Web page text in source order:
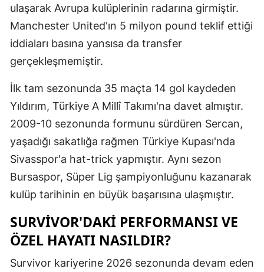
Manisa
Muğla
Muş
Nevşehir
Niğde
Samsun
ulaşarak Avrupa kulüplerinin radarına girmiştir.
Manchester United'ın 5 milyon pound teklif ettiği
iddiaları basına yansısa da transfer
gerçekleşmemiştir.
İlk tam sezonunda 35 maçta 14 gol kaydeden
Yıldırım, Türkiye A Millî Takımı'na davet almıştır.
2009-10 sezonunda formunu sürdüren Sercan,
yaşadığı sakatlığa rağmen Türkiye Kupası'nda
Sivasspor'a hat-trick yapmıştır. Aynı sezon
Bursaspor, Süper Lig şampiyonluğunu kazanarak
kulüp tarihinin en büyük başarısına ulaşmıştır.
SURVIVOR'DAKI PERFORMANSI VE
ÖZEL HAYATI NASILDIR?
Survivor kariyerine 2026 sezonunda devam eden